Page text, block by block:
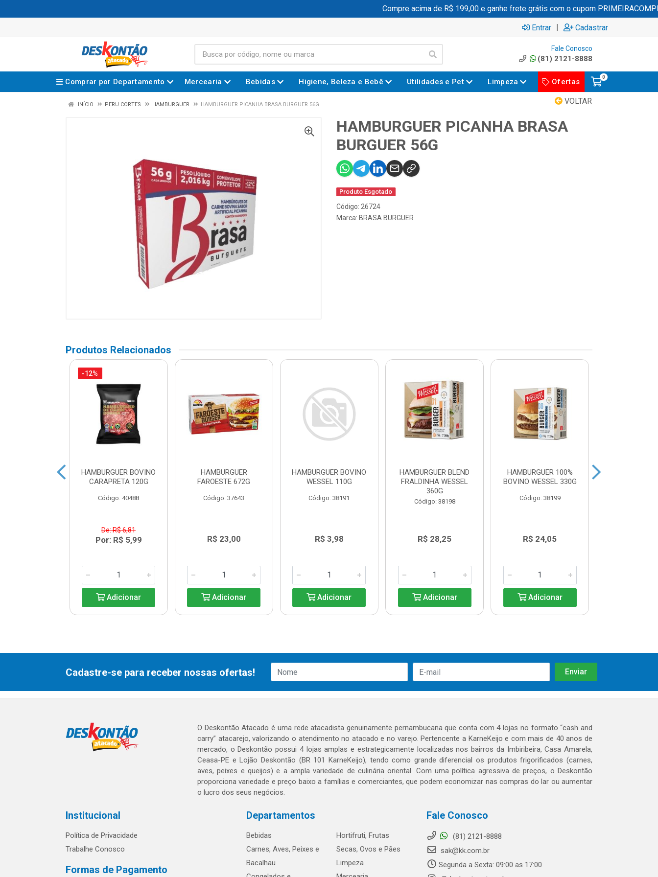
Compre acima de R$ 199,00 e ganhe frete grátis com o cupom PRIMEIRACOMPRA
Entrar | Cadastrar
Fale Conosco
(81) 2121-8888
Comprar por Departamento Mercearia Bebidas Higiene, Beleza e Bebê Utilidades e Pet Limpeza Ofertas
0
VOLTAR
INÍCIO PERU CORTES HAMBURGUER HAMBURGUER PICANHA BRASA BURGUER 56G
HAMBURGUER PICANHA BRASA
BURGUER 56G
Produto Esgotado
Código: 26724
Marca: BRASA BURGUER
Produtos Relacionados
-12%
HAMBURGUER BOVINO
CARAPRETA 120G
Código: 40488
De: R$ 6,81
Por: R$ 5,99
Adicionar
HAMBURGUER
FAROESTE 672G
Código: 37643
R$ 23,00
Adicionar
HAMBURGUER BOVINO
WESSEL 110G
Código: 38191
R$ 3,98
Adicionar
HAMBURGUER BLEND
FRALDINHA WESSEL
360G
Código: 38198
R$ 28,25
Adicionar
HAMBURGUER 100%
BOVINO WESSEL 330G
Código: 38199
R$ 24,05
Adicionar
Cadastre-se para receber nossas ofertas!
O Deskontão Atacado é uma rede atacadista genuinamente pernambucana que conta com 4 lojas no formato “cash and
carry” atacarejo, valorizando o atendimento no atacado e no varejo. Pertencente a KarneKeijo e com mais de 40 anos de
mercado, o Deskontão possui 4 lojas amplas e estrategicamente localizadas nos bairros da Imbiribeira, Casa Amarela,
Ceasa-PE e Lojão Deskontão (BR 101 KarneKeijo), tendo como grande diferencial os produtos frigorificados (carnes,
aves, peixes e queijos) e a ampla variedade de culinária oriental. Com uma política agressiva de preços, o Deskontão
proporciona variedade e preço baixo a famílias e comerciantes, que podem economizar nas compras do lar ou aumentar
o lucro dos seus negócios.
Institucional
Política de Privacidade
Trabalhe Conosco
Formas de Pagamento
Departamentos
Bebidas
Carnes, Aves, Peixes e
Bacalhau
Hortifruti, Frutas
Secas, Ovos e Pães
Limpeza
Fale Conosco
(81) 2121-8888
sak@kk.com.br
Segunda a Sexta: 09:00 as 17:00